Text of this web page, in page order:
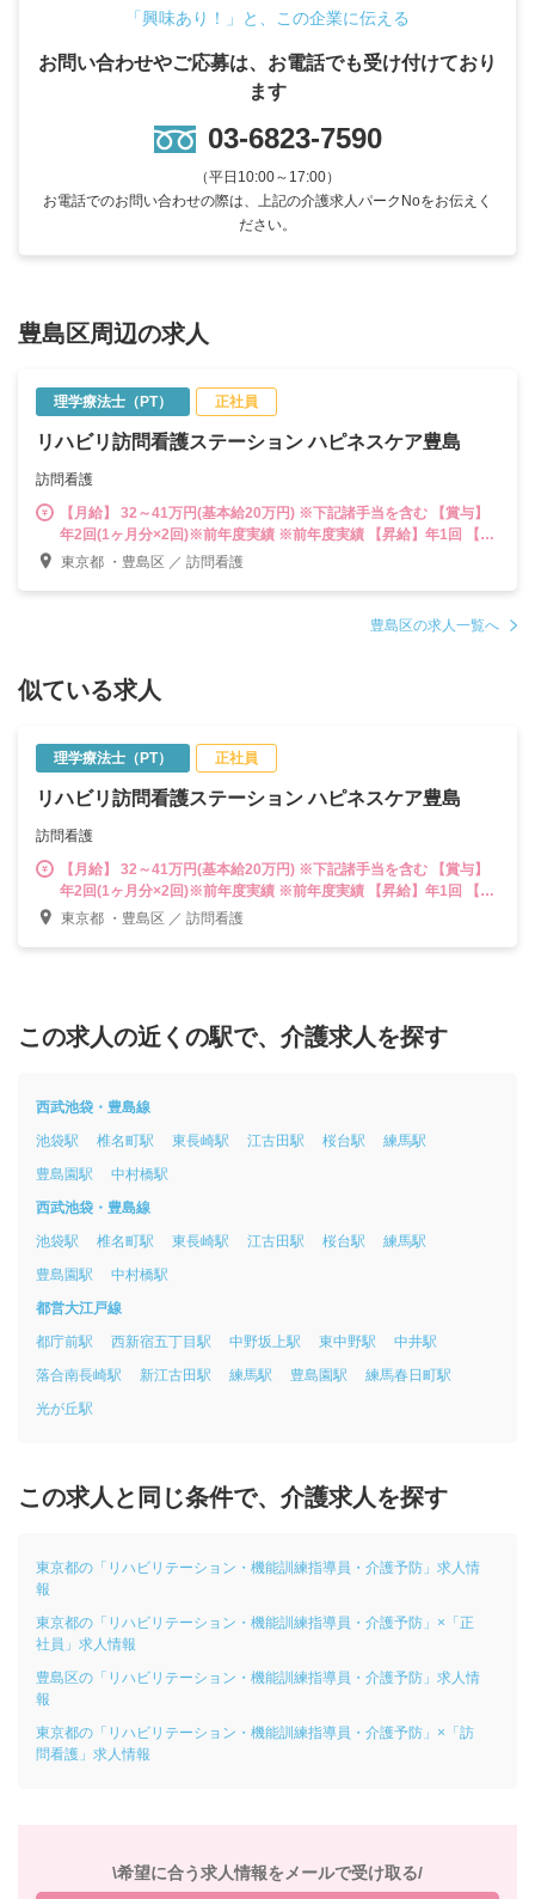
「興味あり！」と、この企業に伝える
お問い合わせやご応募は、お電話でも受け付けており
ます
03-6823-7590
（平日10:00～17:00）
お電話でのお問い合わせの際は、上記の介護求人パークNoをお伝えく
ださい。
豊島区周辺の求人
理学療法士（PT） 正社員
リハビリ訪問看護ステーション ハピネスケア豊島
訪問看護
【月給】 32～41万円(基本給20万円) ※下記諸手当を含む 【賞与】
年2回(1ヶ月分×2回)※前年度実績 ※前年度実績 【昇給】年1回 【訪
問手当】月86時間以上で4000円/時間 下記諸手当を含む、経験や能
東京都 ・豊島区 ／ 訪問看護
豊島区の求人一覧へ
似ている求人
理学療法士（PT） 正社員
リハビリ訪問看護ステーション ハピネスケア豊島
訪問看護
【月給】 32～41万円(基本給20万円) ※下記諸手当を含む 【賞与】
年2回(1ヶ月分×2回)※前年度実績 ※前年度実績 【昇給】年1回 【訪
問手当】月86時間以上で4000円/時間 下記諸手当を含む、経験や能
東京都 ・豊島区 ／ 訪問看護
この求人の近くの駅で、介護求人を探す
西武池袋・豊島線
池袋駅
椎名町駅 東長崎駅 江古田駅 桜台駅
練馬駅
豊島園駅
中村橋駅
西武池袋・豊島線
池袋駅
椎名町駅 東長崎駅 江古田駅 桜台駅
練馬駅
豊島園駅
中村橋駅
都営大江戸線
都庁前駅
西新宿五丁目駅 中野坂上駅 東中野駅
中井駅
落合南長崎駅
新江古田駅 練馬駅 豊島園駅
練馬春日町駅
光が丘駅
この求人と同じ条件で、介護求人を探す
東京都の「リハビリテーション・機能訓練指導員・介護予防」求人情
報
東京都の「リハビリテーション・機能訓練指導員・介護予防」×「正
社員」求人情報
豊島区の「リハビリテーション・機能訓練指導員・介護予防」求人情
報
東京都の「リハビリテーション・機能訓練指導員・介護予防」×「訪
問看護」求人情報
\希望に合う求人情報をメールで受け取る/